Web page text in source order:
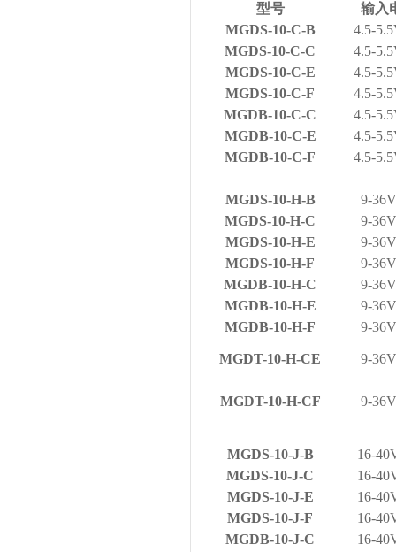
型号
输入
MGDS-10-C-B
4.5-
MGDS-10-C-C
4.5-
MGDS-10-C-E
4.5-
MGDS-10-C-F
4.5-
MGDB-10-C-C
4.5-
MGDB-10-C-E
4.5-
MGDB-10-C-F
4.5-
MGDS-10-H-B
9-
MGDS-10-H-C
9-
MGDS-10-H-E
9-
MGDS-10-H-F
9-
MGDB-10-H-C
9-
MGDB-10-H-E
9-
MGDB-10-H-F
9-
MGDT-10-H-CE 9-
MGDT-10-H-CF 9-
MGDS-10-J-B
16-
MGDS-10-J-C
16-
MGDS-10-J-E
16-
MGDS-10-J-F
16-
MGDB-10-J-C
16-